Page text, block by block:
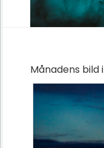
Månadens bild i